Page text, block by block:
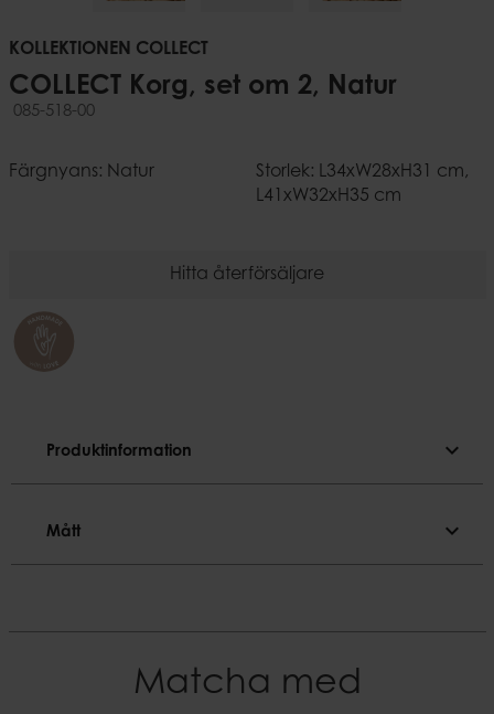
KOLLEKTIONEN COLLECT
COLLECT Korg, set om 2, Natur
085-518-00
Färgnyans: Natur
Storlek: L34xW28xH31 cm,
L41xW32xH35 cm
Hitta återförsäljare
Produktinformation expand_more
Färgnyans
Natur
Mått expand_more
Matcha med